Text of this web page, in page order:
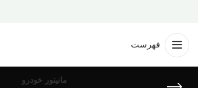
فهرست
مانیتور خودرو